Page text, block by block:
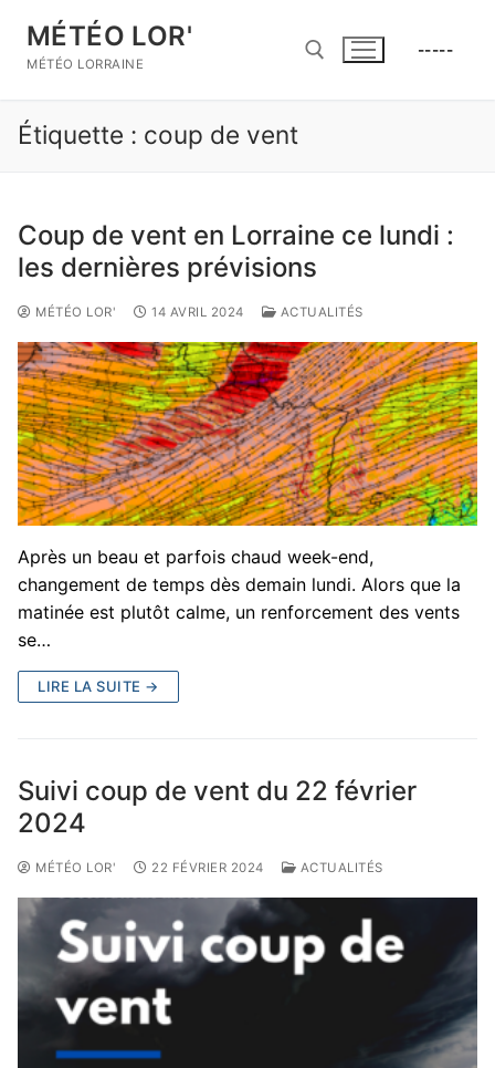
contenu
MÉTÉO LOR'
MÉTÉO LORRAINE
Rechercher :
-----
Étiquette : coup de vent
Coup de vent en Lorraine ce lundi :
les dernières prévisions
MÉTÉO LOR' 14 AVRIL 2024 ACTUALITÉS
Après un beau et parfois chaud week-end,
changement de temps dès demain lundi. Alors que la
matinée est plutôt calme, un renforcement des vents
se…
LIRE LA SUITE →
Suivi coup de vent du 22 février
2024
MÉTÉO LOR' 22 FÉVRIER 2024 ACTUALITÉS